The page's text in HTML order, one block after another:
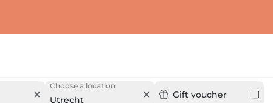
Choose a location
Utrecht Gift voucher